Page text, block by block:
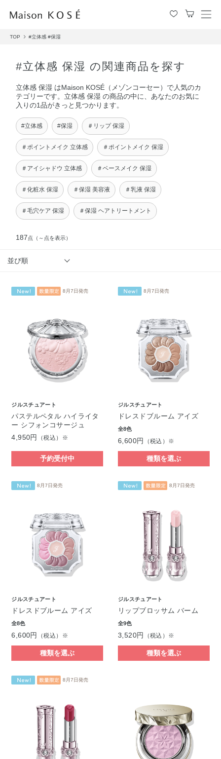
メ
TOP #立体感 #保湿
#立体感 保湿 の関連商品を探す
立体感 保湿 はMaison KOSÉ（メゾンコーセー）で人気のカ
テゴリーです。立体感 保湿 の商品の中に、あなたのお気に
入りの1品がきっと見つかります。
#立体感 #保湿 ＃リップ 保湿
＃ポイントメイク 立体感 ＃ポイントメイク 保湿
＃アイシャドウ 立体感 ＃ベースメイク 保湿
＃化粧水 保湿 ＃保湿 美容液 ＃乳液 保湿
＃毛穴ケア 保湿 ＃保湿 ヘアトリートメント
187点 （～点を表示）
並び順
8月7日発売
ジルスチュアート
パステルペタル ハイライタ
ー シフォンコサージュ
4,950円
（税込）※
予約受付中
8月7日発売
ジルスチュアート
ドレスドブルーム アイズ
全8色
6,600円 （税込）※
種類を選ぶ
8月7日発売
ジルスチュアート
ドレスドブルーム アイズ
全8色
6,600円 （税込）※
種類を選ぶ
8月7日発売
ジルスチュアート
リップブロッサム バーム
全9色
3,520円 （税込）※
種類を選ぶ
8月7日発売